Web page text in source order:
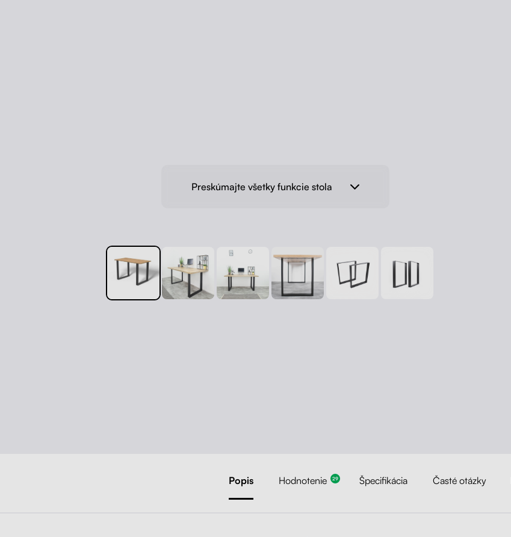
Preskúmajte všetky funkcie stola
Popis Hodnotenie 29 Špecifikácia Časté otázky